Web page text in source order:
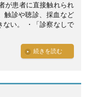
が患者に直接触れられ
触診や聴診、採血など
ない。 ・「診察なしで
続きを読む